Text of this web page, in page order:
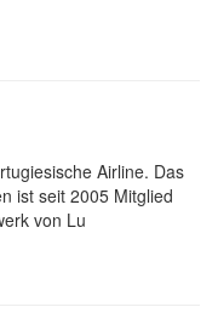
Airline. Das
ist seit 2005 Mitglied
von Lu